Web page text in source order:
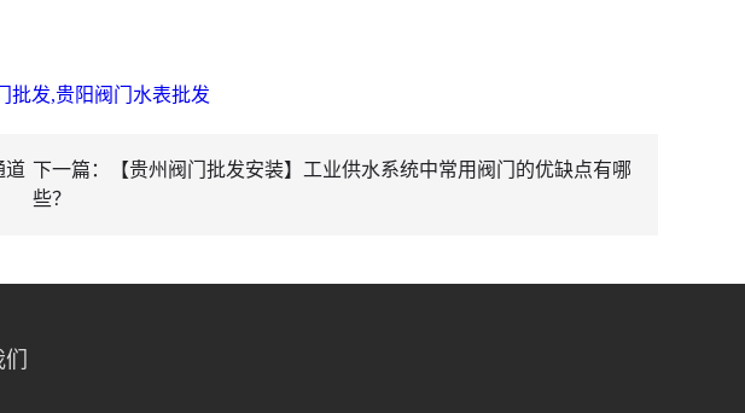
批发,贵阳阀门水表批发
道 下一篇：【贵州阀门批发安装】工业供水系统中常用阀门的优缺点有哪
些？